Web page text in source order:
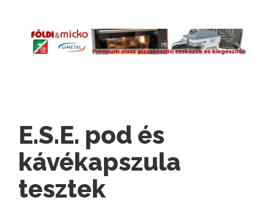
E.S.E. pod és
kávékapszula
tesztek